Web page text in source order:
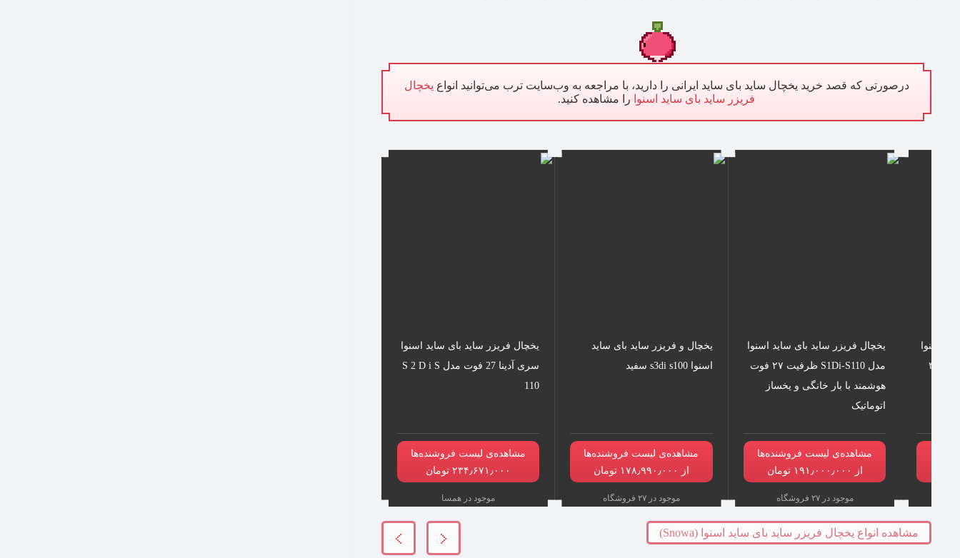
درصورتی که قصد خرید یخچال ساید بای ساید ایرانی را دارید، با مراجعه به وب‌سایت ترب می‌توانید انواع یخچال
فریزر ساید بای ساید اسنوا را مشاهده کنید.
یخچال فریزر ساید بای ساید اسنوا
سری آدینا 27 فوت مدل S 2 D i S
110
مشاهده‌ی لیست فروشنده‌ها
۲۳۴٫۶۷۱٫۰۰۰ تومان
موجود در همسا
یخچال و فریزر ساید بای ساید
اسنوا s3di s100 سفید
مشاهده‌ی لیست فروشنده‌ها
از ۱۷۸٫۹۹۰٫۰۰۰ تومان
موجود در ۲۷ فروشگاه
یخچال فریزر ساید بای ساید اسنوا
مدل S1Di-S110 ظرفیت ۲۷ فوت
هوشمند با بار خانگی و یخساز
اتوماتیک
مشاهده‌ی لیست فروشنده‌ها
از ۱۹۱٫۰۰۰٫۰۰۰ تومان
موجود در ۲۷ فروشگاه
اسنوا
مدل ARS3Di-M200 ظرفیت ۳۲
مشاهده انواع یخچال فریزر ساید بای ساید اسنوا (Snowa)